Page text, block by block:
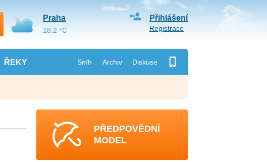
ŘEKY Sníh Archiv Diskuse
Přihlášení
Registrace
Praha
18.2 °C
PŘEDPOVĚDNÍ
MODEL